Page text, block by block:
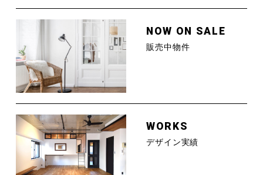
NOW ON SALE
販売中物件
WORKS
デザイン実績